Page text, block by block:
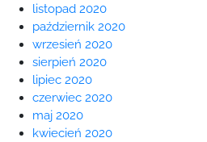
listopad 2020
październik 2020
wrzesień 2020
sierpień 2020
lipiec 2020
czerwiec 2020
maj 2020
kwiecień 2020